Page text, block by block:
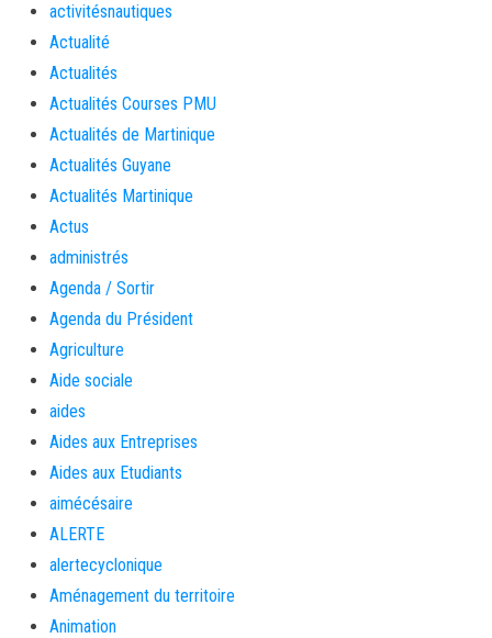
activitésnautiques
Actualité
Actualités
Actualités Courses PMU
Actualités de Martinique
Actualités Guyane
Actualités Martinique
Actus
administrés
Agenda / Sortir
Agenda du Président
Agriculture
Aide sociale
aides
Aides aux Entreprises
Aides aux Etudiants
aimécésaire
ALERTE
alertecyclonique
Aménagement du territoire
Animation